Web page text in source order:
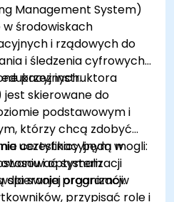
Management System)
środowiskach
i rządowych do
i śledzenia cyfrowych
przez instruktora
jest skierowane do
podstawowym i
którzy chcą zdobyć
certyfikacyjnym w
i optymalizacji
programów
uczestnicy będą mogli:
system
dla swojej organizacji.
przypisać role i